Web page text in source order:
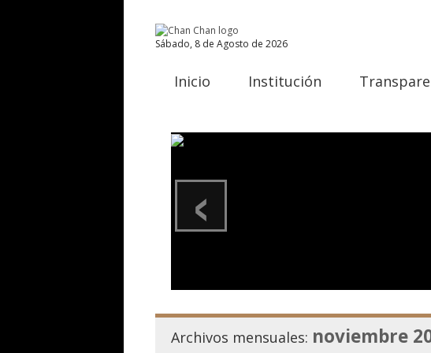
Sábado, 8 de Agosto de 2026
Inicio Institución
‹
Archivos mensuales: noviembre